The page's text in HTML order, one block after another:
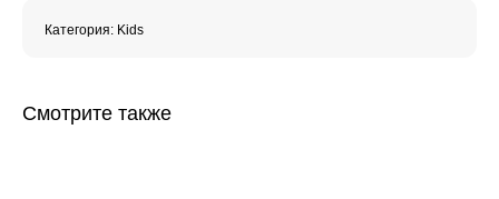
Категория: Kids
Смотрите также